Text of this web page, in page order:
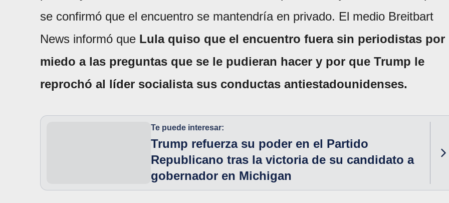
se confirmó que el encuentro se mantendría en privado. El medio Breitbart
News informó que Lula quiso que el encuentro fuera sin periodistas por
miedo a las preguntas que se le pudieran hacer y por que Trump le
reprochó al líder socialista sus conductas antiestadounidenses.
Te puede interesar:
Trump refuerza su poder en el Partido
Republicano tras la victoria de su candidato a
gobernador en Michigan